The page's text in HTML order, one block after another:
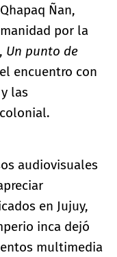
Ñan,
por la
Un punto de
encuentro con
las
audiovisuales
en Jujuy,
inca dejó
multimedia